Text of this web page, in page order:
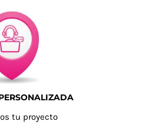
tu proyecto